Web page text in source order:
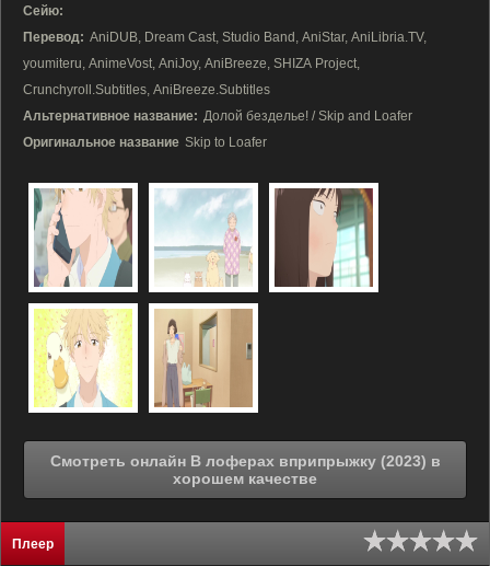
Сейю:
Перевод: AniDUB, Dream Cast, Studio Band, AniStar, AniLibria.TV,
youmiteru, AnimeVost, AniJoy, AniBreeze, SHIZA Project,
Crunchyroll.Subtitles, AniBreeze.Subtitles
Альтернативное название: Долой безделье! / Skip and Loafer
Оригинальное название Skip to Loafer
Смотреть онлайн В лоферах вприпрыжку (2023) в
хорошем качестве
Плеер